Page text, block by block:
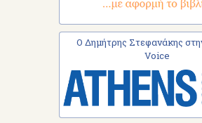
Ο Δημήτρης Στεφανάκης
Voice